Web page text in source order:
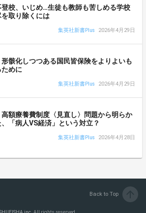
校、いじめ…生徒も教師も苦しめる学校
取り除くには
集英社新書Plus 2026年4月29日
形骸化しつつある国民皆保険をよりよいも
めに
集英社新書Plus 2026年4月29日
高額療養費制度〈見直し〉問題から明らか
「病人VS経済」という対立？
集英社新書Plus 2026年4月28日
Back to Top